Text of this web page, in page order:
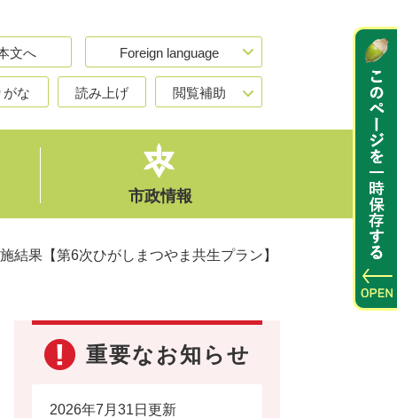
文へ Foreign language
がな 読み上げ 閲覧補助
市政情報
結果【第6次ひがしまつやま共生プラン】
重要なお知らせ
2026年7月31日更新